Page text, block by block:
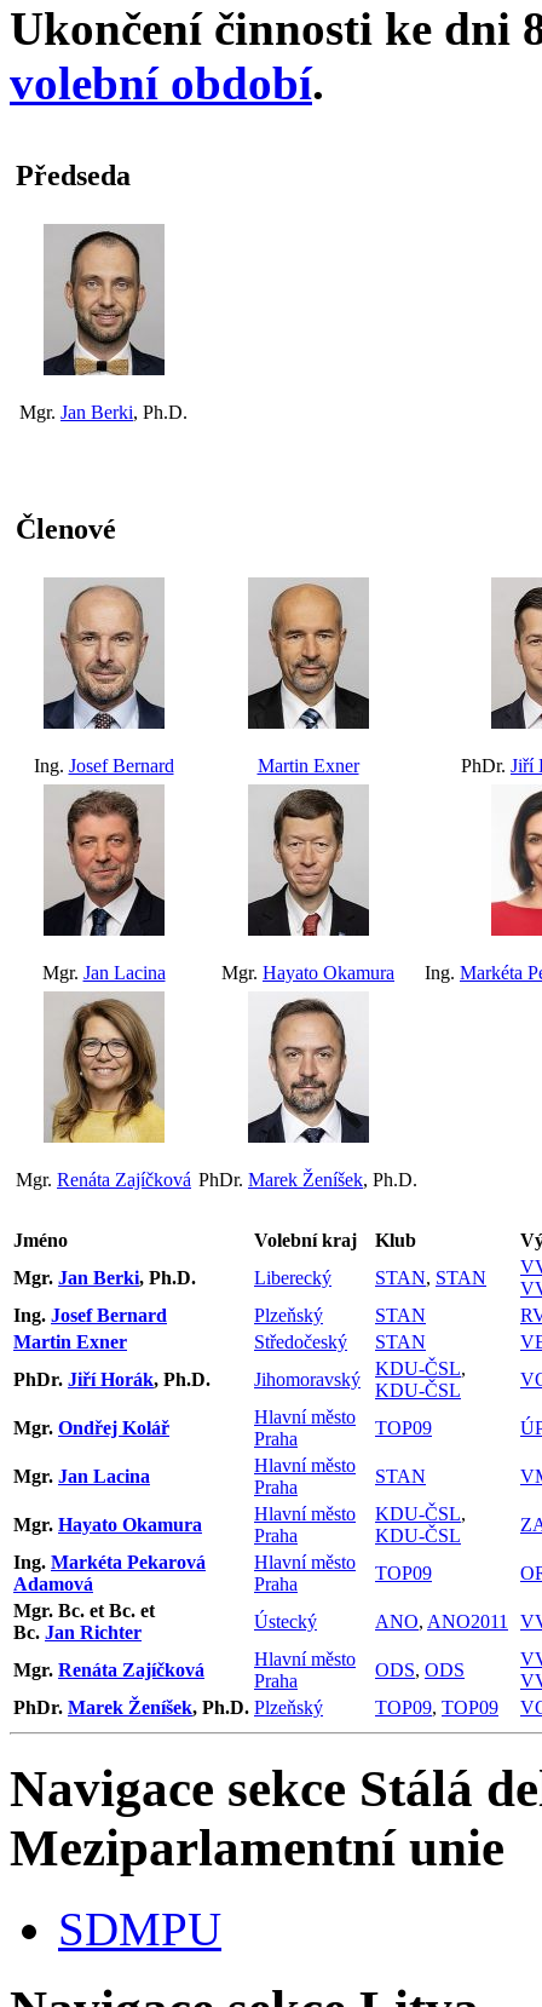
Ukončení činnosti ke dni
volební období.
Předseda
Mgr. Jan Berki, Ph.D.
Členové
Ing. Josef Bernard Martin Exner PhDr. Jiří
Mgr. Jan Lacina Mgr. Hayato Okamura Ing. Markéta
Mgr. Renáta Zajíčková PhDr. Marek Ženíšek, Ph.D.
Jméno Volební kraj Klub
Mgr. Jan Berki, Ph.D. Liberecký STAN, STAN
Ing. Josef Bernard Plzeňský STAN
Martin Exner
Středočeský STAN
PhDr. Jiří Horák, Ph.D. Jihomoravský
KDU-ČSL,
KDU-ČSL
Mgr. Ondřej Kolář
Hlavní město
Praha
TOP09
Mgr. Jan Lacina
Hlavní město
Praha
STAN
Mgr. Hayato Okamura
Hlavní město
Praha
KDU-ČSL,
KDU-ČSL
Ing. Markéta Pekarová
Adamová
Hlavní město
Praha
TOP09
Mgr. Bc. et Bc. et
Bc. Jan Richter
Ústecký ANO, ANO2011
Mgr. Renáta Zajíčková
Hlavní město
Praha
ODS, ODS
PhDr. Marek Ženíšek, Ph.D. Plzeňský TOP09, TOP09
Navigace sekce Stálá
Meziparlamentní unie
SDMPU